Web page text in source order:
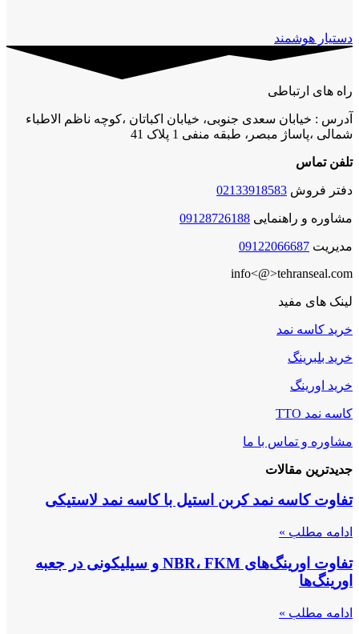
دستیار هوشمند
راه های ارتباطی
آدرس : خیابان سعدی جنوبی، خیابان اکباتان ،کوچه ناظم الاطباء
شمالی ،پاساژ مبصر، طبقه منفی 1 پلاک 41
تلفن تماس
دفتر فروش 02133918583
مشاوره و راهنمایی 09128726188
مدیریت 09122066687
info<@>tehranseal.com
لینک های مفید
خرید کاسه نمد
خرید بلبرینگ
خرید اورینگ
کاسه نمد TTO
مشاوره و تماس با ما
جدیدترین مقالات
تفاوت کاسه نمد کربن استیل با کاسه نمد لاستیکی
ادامه مطلب »
تفاوت اورینگ‌های NBR، FKM و سیلیکونی در جعبه
اورینگ‌ها
ادامه مطلب »